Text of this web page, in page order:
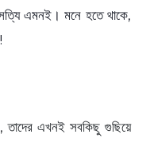
এমনই। মনে হতে থাকে,
তাদের এখনই সবকিছু গুছিয়ে